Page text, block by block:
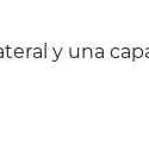
y una